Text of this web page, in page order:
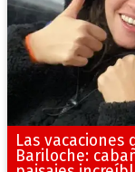
Las vacaciones
Bariloche: